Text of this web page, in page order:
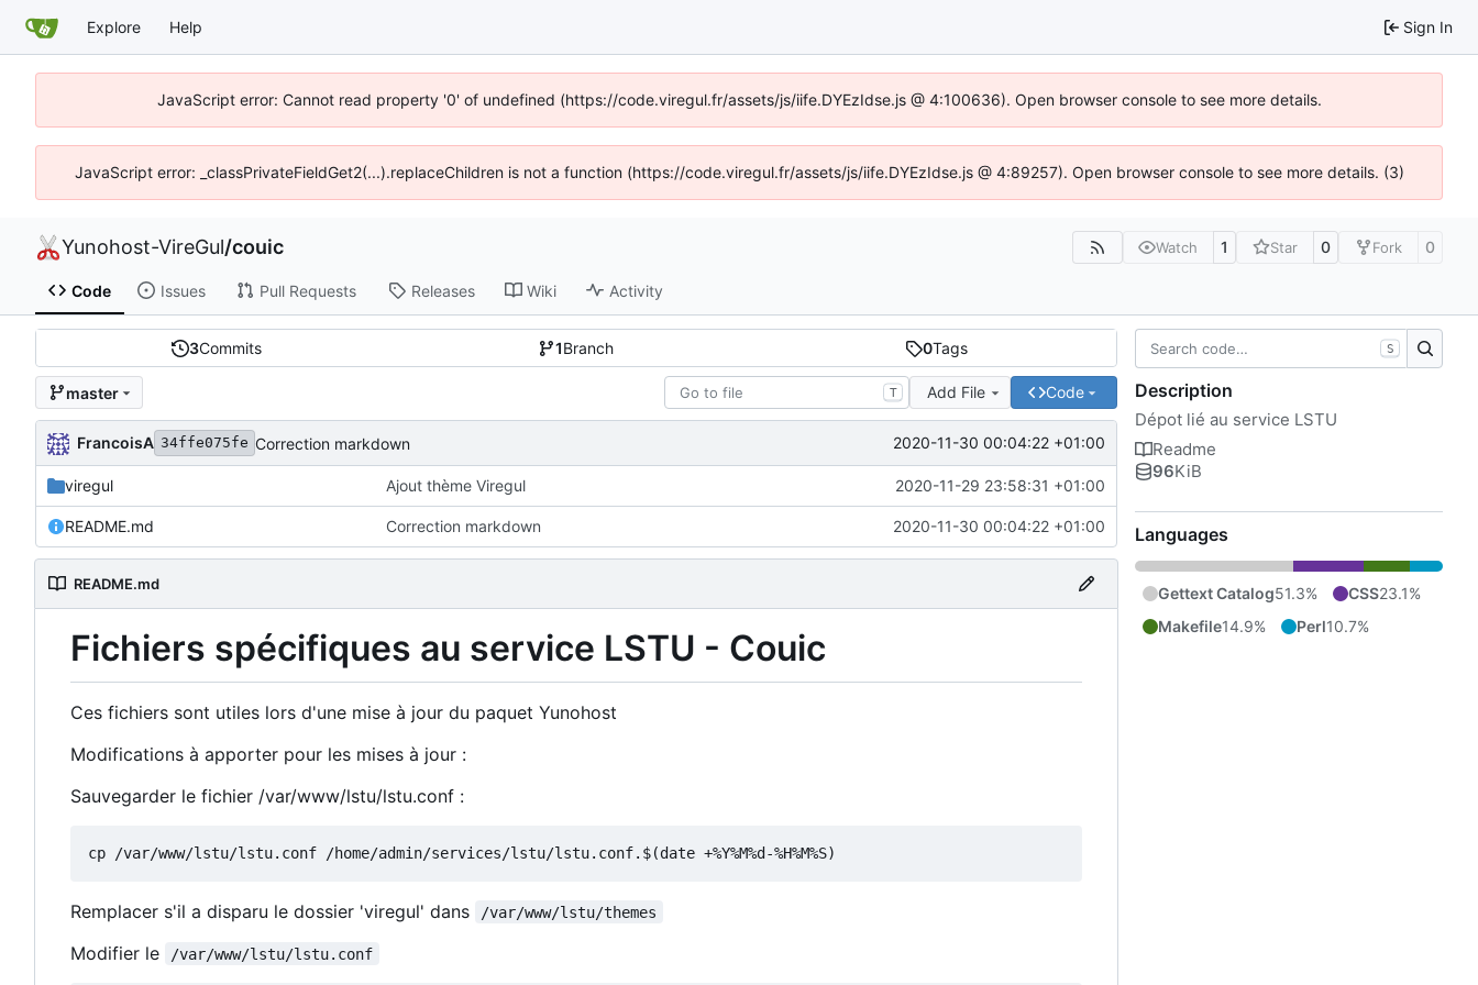
Explore Help Sign In
JavaScript error: Cannot read property '0' of undefined (https://code.viregul.fr/assets/js/iife.DYEzIdse.js @ 4:100636). Open browser console to see more details.
JavaScript error: _classPrivateFieldGet2(...).replaceChildren is not a function (https://code.viregul.fr/assets/js/iife.DYEzIdse.js @ 4:89257). Open browser console to see more details. (3)
Yunohost-VireGul/couic Watch 1 Star 0 Fork 0
Code Issues Pull Requests Releases Wiki Activity
3Commits 1Branch 0Tags
master T Add File Code
FrancoisA 34ffe075fe Correction markdown 2020-11-30 00:04:22 +01:00
viregul Ajout thème Viregul 2020-11-29 23:58:31 +01:00
README.md Correction markdown 2020-11-30 00:04:22 +01:00
README.md
Fichiers spécifiques au service LSTU - Couic
Ces fichiers sont utiles lors d'une mise à jour du paquet Yunohost
Modifications à apporter pour les mises à jour :
Sauvegarder le fichier /var/www/lstu/lstu.conf :
Remplacer s'il a disparu le dossier 'viregul' dans /var/www/lstu/themes
Modifier le /var/www/lstu/lstu.conf
S
Description
Dépot lié au service LSTU
Readme
96KiB
Languages
Gettext Catalog51.3% CSS23.1%
Makefile14.9% Perl10.7%